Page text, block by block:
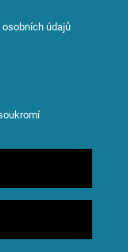
údajů